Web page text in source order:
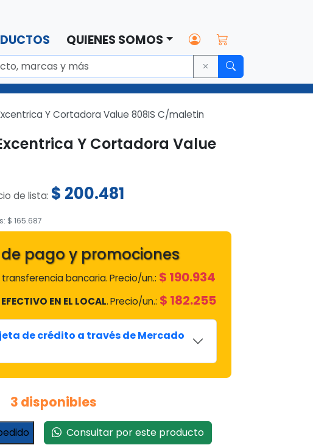
QUIENES SOMOS
Y Cortadora Value 808IS C/maletin
Y Cortadora Value
de lista: $ 200.481
$ 165.687
pago y promociones
bancaria. Precio/un.: $ 190.934
EFECTIVO EN EL LOCAL.Precio/un.: $ 182.255
de crédito a través de Mercado
3 disponibles
Consultar por este producto